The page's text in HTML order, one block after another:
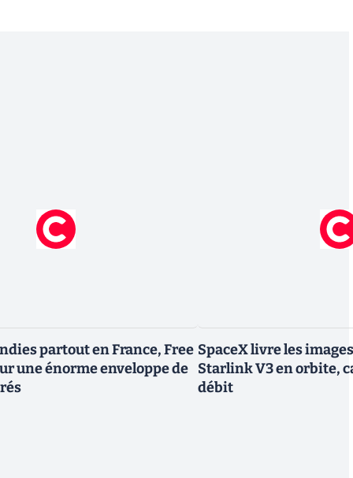
partout en France, Free
une énorme enveloppe de
SpaceX livre les
Starlink V3 en orbite,
débit